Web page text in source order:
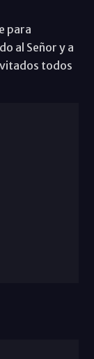
para
al Señor y a
todos